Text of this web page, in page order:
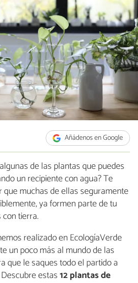
Añádenos en Google
de las plantas que puedes
un recipiente con agua? Te
muchas de ellas seguramente
ya formen parte de tu
tierra.
realizado en EcologíaVerde
un poco más al mundo de las
que le saques todo el partido a
estas12 plantas de